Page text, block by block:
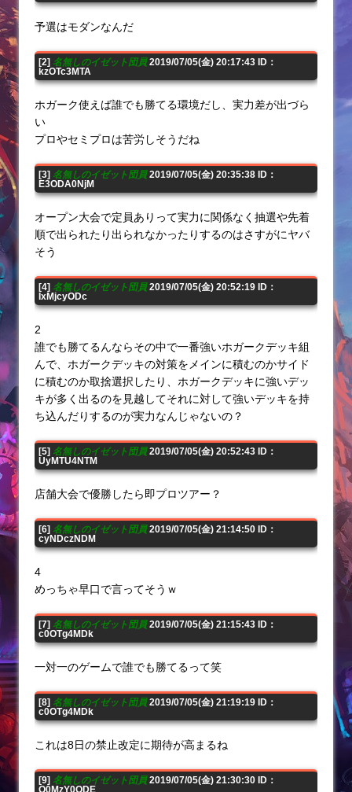
予選はモダンなんだ
[2] 名無しのイゼット団員2019/07/05(金) 20:17:43 ID：
kzOTc3MTA
ホガーク使えば誰でも勝てる環境だし、実力差が出づら
い
プロやセミプロは苦労しそうだね
[3] 名無しのイゼット団員2019/07/05(金) 20:35:38 ID：
E3ODA0NjM
オープン大会で定員ありって実力に関係なく抽選や先着
順で出られたり出られなかったりするのはさすがにヤバ
そう
[4] 名無しのイゼット団員2019/07/05(金) 20:52:19 ID：
IxMjcyODc
2
誰でも勝てるんならその中で一番強いホガークデッキ組
んで、ホガークデッキの対策をメインに積むのかサイド
に積むのか取捨選択したり、ホガークデッキに強いデッ
キが多く出るのを見越してそれに対して強いデッキを持
ち込んだりするのが実力なんじゃないの？
[5] 名無しのイゼット団員2019/07/05(金) 20:52:43 ID：
UyMTU4NTM
店舗大会で優勝したら即プロツアー？
[6] 名無しのイゼット団員2019/07/05(金) 21:14:50 ID：
cyNDczNDM
4
めっちゃ早口で言ってそうｗ
[7] 名無しのイゼット団員2019/07/05(金) 21:15:43 ID：
c0OTg4MDk
一対一のゲームで誰でも勝てるって笑
[8] 名無しのイゼット団員2019/07/05(金) 21:19:19 ID：
c0OTg4MDk
これは8日の禁止改定に期待が高まるね
[9] 名無しのイゼット団員2019/07/05(金) 21:30:30 ID：
Q0MzY0ODE